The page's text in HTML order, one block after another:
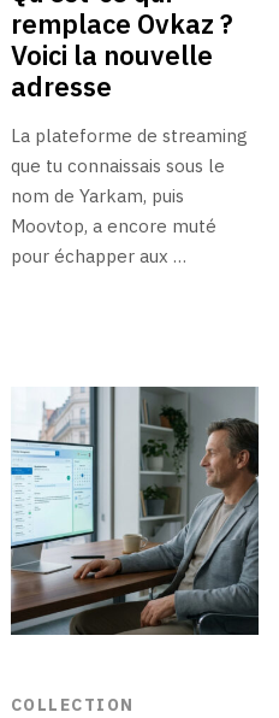
remplace Ovkaz ?
Voici la nouvelle
adresse
La plateforme de streaming
que tu connaissais sous le
nom de Yarkam, puis
Moovtop, a encore muté
pour échapper aux …
COLLECTION